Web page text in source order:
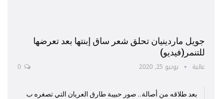
جويل ماردينيان تحلق شعر ساق إبنتها بعد تعرضها
للتنمر(فيديو)
عالية يونيو 25, 2020
بعد طلاقه من أصالة.. صور حبيبة طارق العريان التي تصغره ب